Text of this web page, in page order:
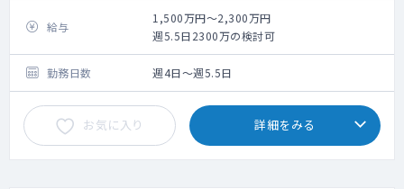
給与
1,500万円～2,300万円
週5.5日2300万の検討可
勤務日数 週4日～週5.5日
お気に入り 詳細をみる